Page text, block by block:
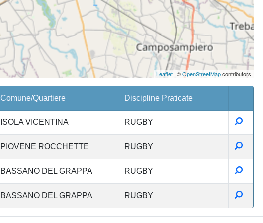
Leaflet| ©OpenStreetMapcontributors
Comune/Quartiere Discipline Praticate
ISOLA VICENTINA RUGBY
PIOVENE ROCCHETTE RUGBY
BASSANO DEL GRAPPA RUGBY
BASSANO DEL GRAPPA RUGBY